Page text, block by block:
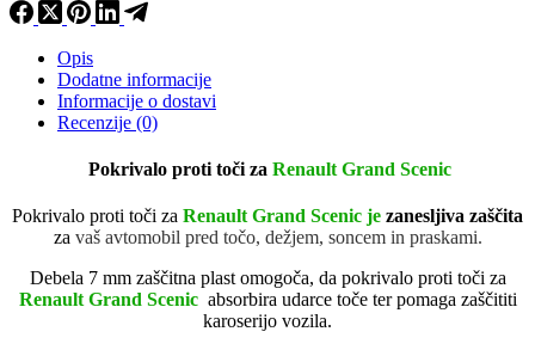
Opis
Dodatne informacije
Informacije o dostavi
Recenzije (0)
Pokrivalo proti toči za Renault Grand Scenic
Pokrivalo proti toči za Renault Grand Scenic je zanesljiva zaščita
za vaš avtomobil pred točo, dežjem, soncem in praskami.
Debela 7 mm zaščitna plast omogoča, da pokrivalo proti toči za
Renault Grand Scenic absorbira udarce toče ter pomaga zaščititi
karoserijo vozila.